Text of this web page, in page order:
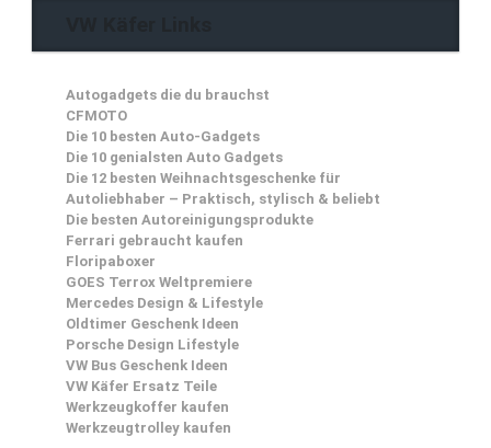
Autogadgets die du brauchst
CFMOTO
Die 10 besten Auto-Gadgets
Die 10 genialsten Auto Gadgets
Die 12 besten Weihnachtsgeschenke für
Autoliebhaber – Praktisch, stylisch & beliebt
Die besten Autoreinigungsprodukte
Ferrari gebraucht kaufen
Floripaboxer
GOES Terrox Weltpremiere
Mercedes Design & Lifestyle
Oldtimer Geschenk Ideen
Porsche Design Lifestyle
VW Bus Geschenk Ideen
VW Käfer Ersatz Teile
Werkzeugkoffer kaufen
Werkzeugtrolley kaufen